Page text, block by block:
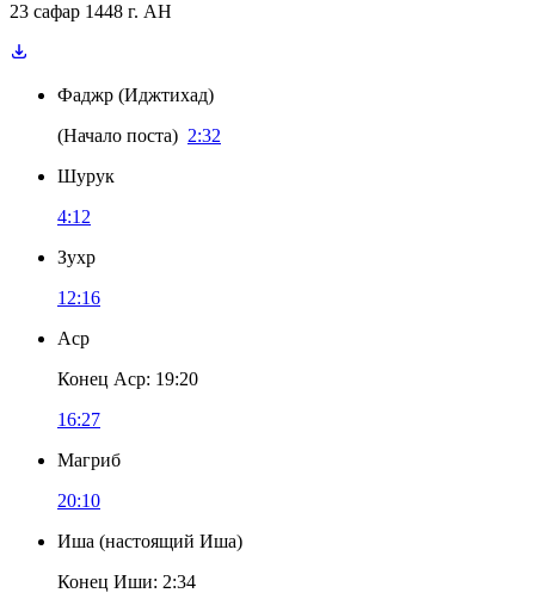
23 сафар 1448 г. AH
Фаджр (Иджтихад)
(Начало поста) 2:32
Шурук
4:12
Зухр
12:16
Аср
Конец Аср: 19:20
16:27
Магриб
20:10
Иша (настоящий Иша)
Конец Иши: 2:34